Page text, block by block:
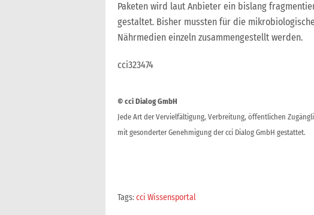
Paketen wird laut Anbieter ein bislang
gestaltet. Bisher mussten für die
Nährmedien einzeln zusammengestellt werden.
cci323474
© cci Dialog GmbH
Jede Art der Vervielfältigung, Verbreitung, öffentlichen
mit gesonderter Genehmigung der cci Dialog GmbH gestattet.
Tags:cci Wissensportal